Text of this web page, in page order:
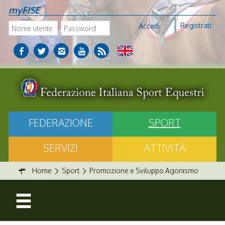
myFISE
Accedi Registrati
FEDERAZIONE
SPORT
SERVIZI
ATTIVITÀ
Home Sport Promozione e Sviluppo Agonismo